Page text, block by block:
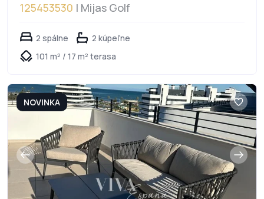
125453530 | Mijas Golf
2 spálne
2 kúpeľne
101 m² / 17 m² terasa
NOVINKA